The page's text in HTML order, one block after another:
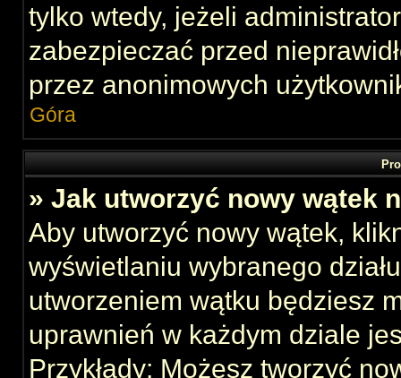
tylko wtedy, jeżeli
zabezpieczać przed
przez anonimowych
Góra
» Jak utworzyć nowy wątek
Aby utworzyć nowy wątek,
wyświetlaniu wybranego
utworzeniem wątku będziesz
uprawnień w każdym dziale
Przykłady: Możesz tworzyć